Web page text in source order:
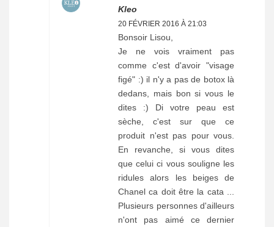
Kleo
20 FÉVRIER 2016 À 21:03
Bonsoir Lisou,
Je ne vois vraiment pas
comme c'est d'avoir "visage
figé" :) il n'y a pas de botox là
dedans, mais bon si vous le
dites :) Di votre peau est
sèche, c'est sur que ce
produit n'est pas pour vous.
En revanche, si vous dites
que celui ci vous souligne les
ridules alors les beiges de
Chanel ca doit être la cata ...
Plusieurs personnes d'ailleurs
n'ont pas aimé ce dernier